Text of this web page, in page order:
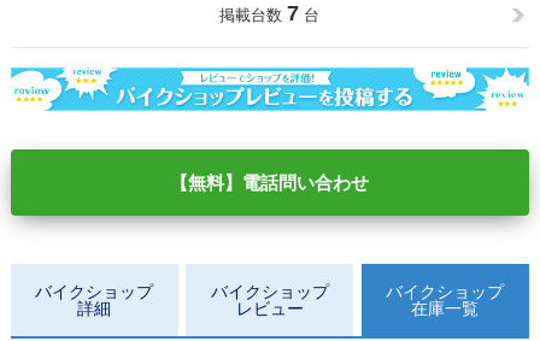
掲載台数 7 台
【無料】電話問い合わせ
バイクショップ
詳細
バイクショップ
レビュー
バイクショップ
在庫一覧